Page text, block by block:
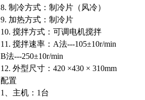
8. 制冷方式：制冷片（风冷）
9. 加热方式：制冷片
10. 搅拌方式：可调电机搅拌
11. 搅拌速率：A法---105±10r/min
B法---250±10r/min
12. 外型尺寸：420 ×430 × 310mm
配置
1、主机：1台